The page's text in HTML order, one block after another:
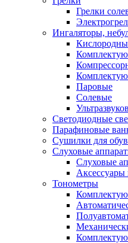
Грелки
Ингаляторы,
Паровые
Солевые
Светодиодные
Парафиновые
Сушилки для
Слуховые
Слуховые
Аксессуары
Тонометры